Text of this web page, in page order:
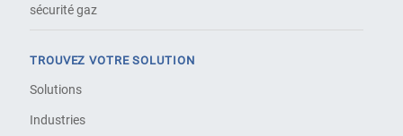
sécurité gaz
TROUVEZ VOTRE SOLUTION
Solutions
Industries